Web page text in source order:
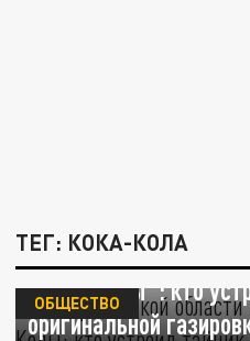
ТЕГ: КОКА-КОЛА
В Свердловской
"Кока-Колы": кто
оригинальной
ОБЩЕСТВО